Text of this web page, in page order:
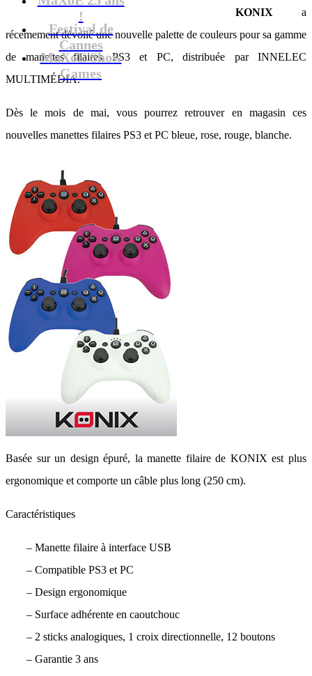
!
Festival de
Cannes
MaXoE Show
Games
KONIX a
récemement dévoilé une nouvelle palette de couleurs pour sa gamme
de manettes filaires PS3 et PC, distribuée par INNELEC
MULTIMÉDIA.
Dès le mois de mai, vous pourrez retrouver en magasin ces
nouvelles manettes filaires PS3 et PC bleue, rose, rouge, blanche.
Basée sur un design épuré, la manette filaire de KONIX est plus
ergonomique et comporte un câble plus long (250 cm).
Caractéristiques
– Manette filaire à interface USB
– Compatible PS3 et PC
– Design ergonomique
– Surface adhérente en caoutchouc
– 2 sticks analogiques, 1 croix directionnelle, 12 boutons
– Garantie 3 ans